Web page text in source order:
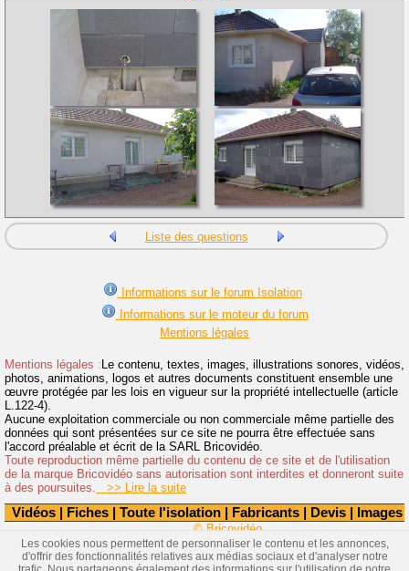
Vidéos | Fiches | Toute l'isolation | Fabricants | Devis | Images
Liste des questions
Informations sur le forum Isolation
Informations sur le moteur du forum
Mentions légales
Mentions légales : Le contenu, textes, images, illustrations sonores, vidéos,
photos, animations, logos et autres documents constituent ensemble une
œuvre protégée par les lois en vigueur sur la propriété intellectuelle (article
L.122-4).
Aucune exploitation commerciale ou non commerciale même partielle des
données qui sont présentées sur ce site ne pourra être effectuée sans
l'accord préalable et écrit de la SARL Bricovidéo.
Toute reproduction même partielle du contenu de ce site et de l'utilisation
de la marque Bricovidéo sans autorisation sont interdites et donneront suite
à des poursuites. >> Lire la suite
© Bricovidéo
Les cookies nous permettent de personnaliser le contenu et les annonces,
d'offrir des fonctionnalités relatives aux médias sociaux et d'analyser notre